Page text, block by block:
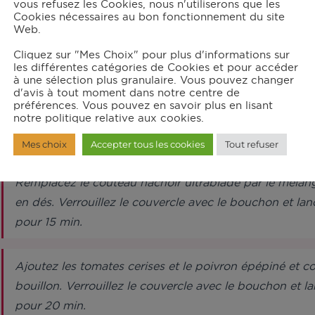
cl d' huile
Dans le bol du robot muni du couteau hachoir
en quatre. Verrouillez le couvercle avec le bouchon et
Remplacez le couteau hachoir ultrablade par le
en dés. Verrouillez le couvercle avec le bouchon et
pour 15 min.
Ajoutez les tomates cerises et le poivron épépiné et
bouillon. Verrouillez le couvercle avec le bouchon et
pour 20 min.
vous refusez les Cookies, nous n'utiliserons que les
Cookies nécessaires au bon fonctionnement du site
Web.
Cliquez sur "Mes Choix" pour plus d'informations sur
les différentes catégories de Cookies et pour accéder
à une sélection plus granulaire. Vous pouvez changer
d'avis à tout moment dans notre centre de
préférences. Vous pouvez en savoir plus en lisant
notre politique relative aux cookies.
Mes choix Accepter tous les cookies Tout refuser